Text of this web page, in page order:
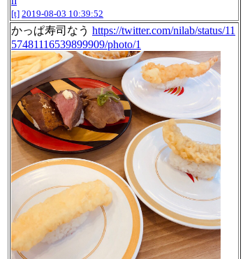
[t] 2019-08-03 10:39:52
かっぱ寿司なう https://twitter.com/nilab/status/11
57481116539899909/photo/1